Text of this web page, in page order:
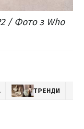
/ Фото з Who
ТРЕНДИ